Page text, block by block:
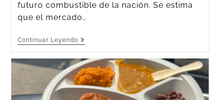
futuro combustible de la nación. Se estima
que el mercado…
Continuar Leyendo